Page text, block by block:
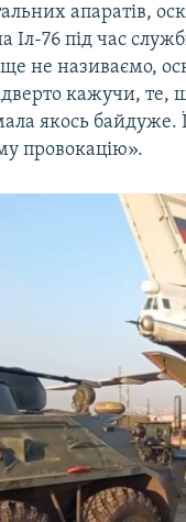
апаратів,
Іл-76 під час
не називаємо,
кажучи, те,
якось
провокацію».